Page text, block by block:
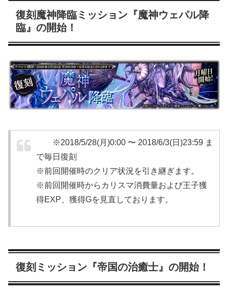
復刻魔神降臨ミッション『魔神ウェパル降
臨』の開始！
※2018/5/28(月)0:00 〜 2018/6/3(日)23:59 ま
で毎日復刻
※前回開催時のクリア状況を引き継ぎます。
※前回開催時からカリスマ消費量および王子獲
得EXP、獲得Gを見直しております。
復刻ミッション『帝国の治癒士』の開始！